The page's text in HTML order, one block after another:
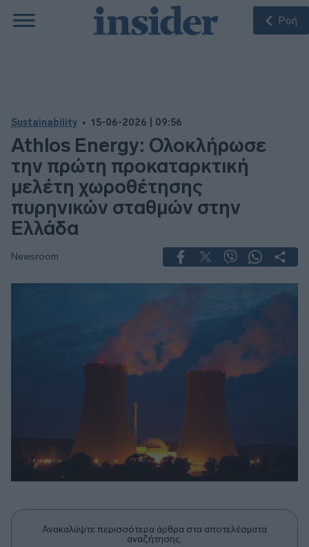
Ροή
Sustainability 15-06-2026 | 09:56
Athlos Energy: Ολοκλήρωσε
την πρώτη προκαταρκτική
μελέτη χωροθέτησης
πυρηνικών σταθμών στην
Ελλάδα
Newsroom
Ανακαλύψτε περισσότερα άρθρα στα αποτελέσματα
αναζήτησης.